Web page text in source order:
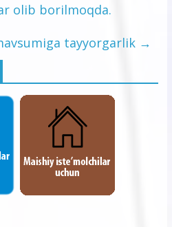
olib borilmoqda.
tayyorgarlik →